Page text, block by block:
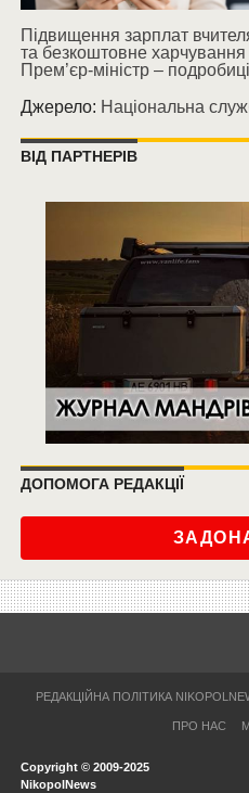
Підвищення зарплат
та безкоштовне
Прем’єр-міністр – подробиці
Джерело: Національна
ВІД ПАРТНЕРІВ
ДОПОМОГА РЕДАКЦІЇ
РЕДАКЦІЙНА ПОЛІТИКА
ПРО НАС
Copyright © 2009-2025
NikopolNews